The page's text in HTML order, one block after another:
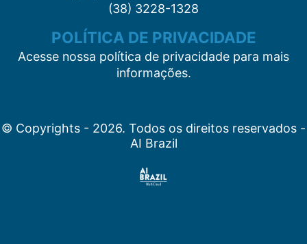
(38) 3228-1328
POLÍTICA DE PRIVACIDADE
Acesse nossa política de privacidade para mais
informações.
© Copyrights - 2026. Todos os direitos reservados -
AI Brazil